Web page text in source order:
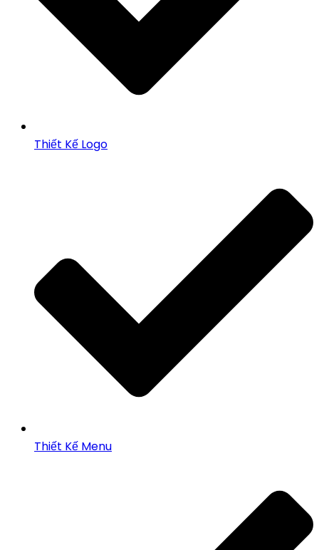
Thiết Kế Logo
Thiết Kế Menu